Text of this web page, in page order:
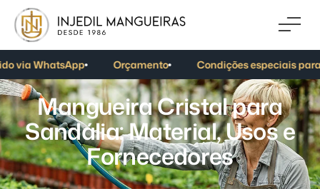
via WhatsApp Orçamento Condições especiais
MangueiraCristalpara
Sandália:Material,Usose
Fornecedores